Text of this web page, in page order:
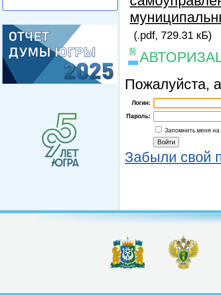
(.pdf, 729.31 кБ)
Пожалуйста,
Логин:
Пароль:
Запомнить меня
Забыли свой